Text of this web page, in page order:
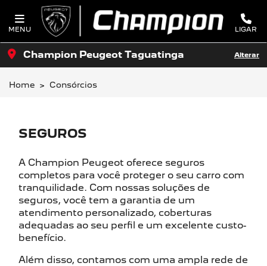
MENU LIGAR
Champion Peugeot Taguatinga Alterar
Home Consórcios
SEGUROS
A Champion Peugeot oferece seguros
completos para você proteger o seu carro com
tranquilidade. Com nossas soluções de
seguros, você tem a garantia de um
atendimento personalizado, coberturas
adequadas ao seu perfil e um excelente custo-
benefício.
Além disso, contamos com uma ampla rede de